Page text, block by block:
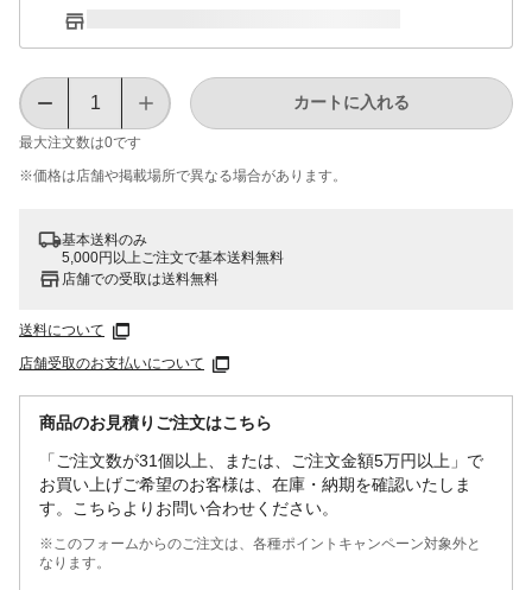
最大注文数は0です
カートに入れる
※価格は​店舗や​掲載場所で​異なる​場合が​あります。
基本送料のみ
5,000円以上ご注文で基本送料無料
店舗での受取は送料無料
送料について
店舗受取のお支払いについて
商品のお見積りご注文はこちら
「ご注文数が31個以上、または、ご注文金額5万円以上」で
お買い上げご希望のお客様は、在庫・納期を確認いたしま
す。こちらよりお問い合わせください。
※このフォームからのご注文は、各種ポイントキャンペーン対象外と
なります。